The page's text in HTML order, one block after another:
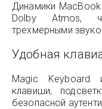
Динамики
Dolby Atmos,
трехмерными
Удобная
Magic Keyboard
клавиши,
безопасной